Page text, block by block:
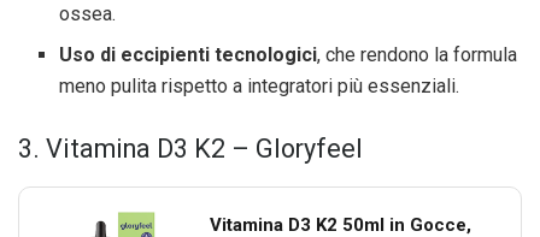
ossea.
Uso di eccipienti tecnologici, che rendono la formula
meno pulita rispetto a integratori più essenziali.
3. Vitamina D3 K2 – Gloryfeel
Vitamina D3 K2 50ml in Gocce,